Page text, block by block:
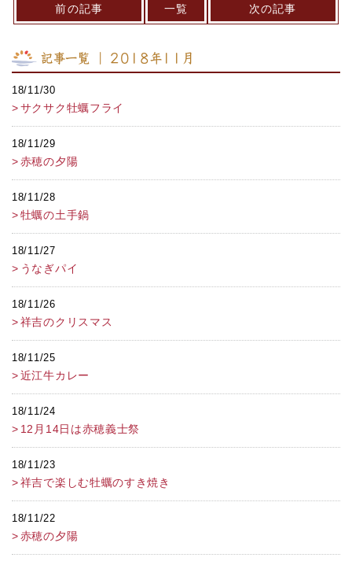
前の記事 一覧 次の記事
記事一覧 ｜ 2018年11月
18/11/30
サクサク牡蠣フライ
18/11/29
赤穂の夕陽
18/11/28
牡蠣の土手鍋
18/11/27
うなぎパイ
18/11/26
祥吉のクリスマス
18/11/25
近江牛カレー
18/11/24
12月14日は赤穂義士祭
18/11/23
祥吉で楽しむ牡蠣のすき焼き
18/11/22
赤穂の夕陽